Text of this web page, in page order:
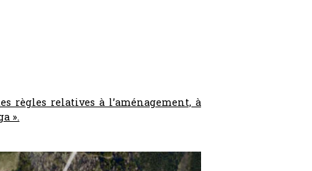
règles relatives à l’aménagement, à
».